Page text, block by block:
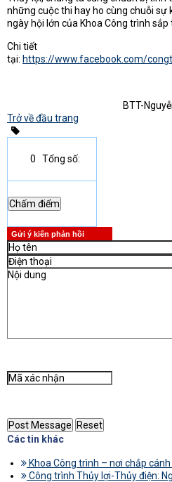
những cuộc thi hay ho cùng chuỗi sự
ngày hội lớn của Khoa Công trình sắp
Chi tiết
tại: https://www.facebook.com/
BTT-Nguyễn Bá Anh
Trở về đầu trang
0 Tổng số:
Gửi ý kiến phản hồi
Các tin khác
Khoa Công trình – nơi chắp
Công trình Thủy lợi-Thủy điện: